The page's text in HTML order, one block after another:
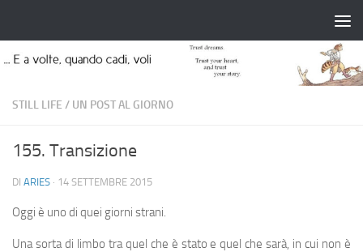
STILL LIFE / UN POST AL GIORNO
155. Transizione
DI ARIES · 14 SETTEMBRE 2015
Oggi è uno di quei giorni strani.
Una sorta di limbo tra quel che è stato e quel che sarà, in cui non è